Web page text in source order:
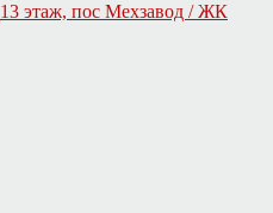
13 этаж, пос Мехзавод / ЖК